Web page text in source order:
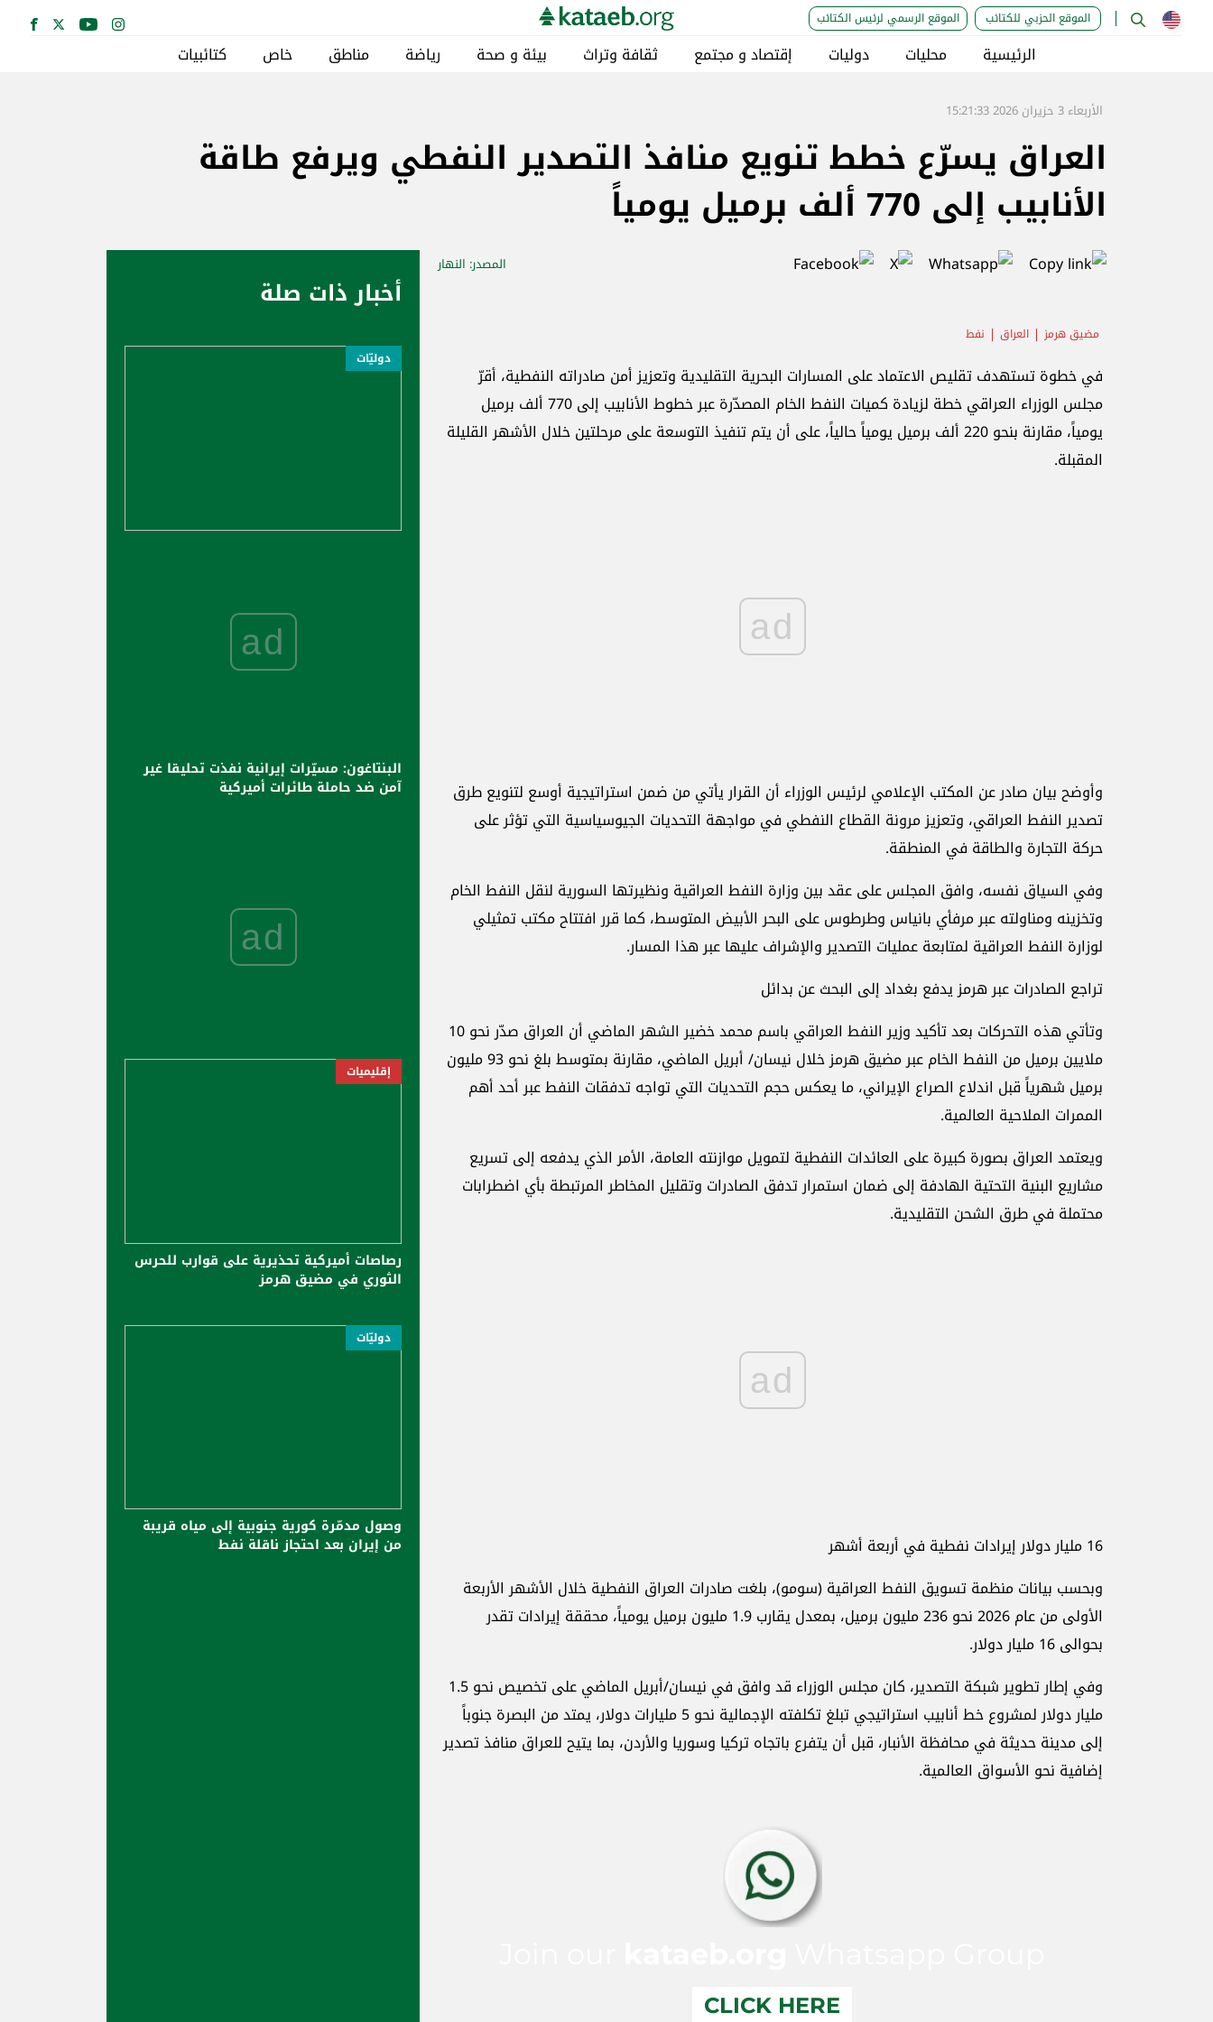
الموقع الحزبي للكتائب الموقع الرسمي لرئيس الكتائب
الرئيسية محليات دوليات إقتصاد و مجتمع ثقافة وتراث بيئة و صحة رياضة مناطق خاص كتائبيات
الأربعاء 3 حزيران 2026 15:21:33
العراق يسرّع خطط تنويع منافذ التصدير النفطي ويرفع طاقة
الأنابيب إلى 770 ألف برميل يومياً
المصدر: النهار
مضيق هرمز العراق نفط
في خطوة تستهدف تقليص الاعتماد على المسارات البحرية التقليدية وتعزيز أمن صادراته النفطية، أقرّ
مجلس الوزراء العراقي خطة لزيادة كميات النفط الخام المصدّرة عبر خطوط الأنابيب إلى 770 ألف برميل
يومياً، مقارنة بنحو 220 ألف برميل يومياً حالياً، على أن يتم تنفيذ التوسعة على مرحلتين خلال الأشهر القليلة
المقبلة.
ad
وأوضح بيان صادر عن المكتب الإعلامي لرئيس الوزراء أن القرار يأتي من ضمن استراتيجية أوسع لتنويع طرق
تصدير النفط العراقي، وتعزيز مرونة القطاع النفطي في مواجهة التحديات الجيوسياسية التي تؤثر على
حركة التجارة والطاقة في المنطقة.
وفي السياق نفسه، وافق المجلس على عقد بين وزارة النفط العراقية ونظيرتها السورية لنقل النفط الخام
وتخزينه ومناولته عبر مرفأي بانياس وطرطوس على البحر الأبيض المتوسط، كما قرر افتتاح مكتب تمثيلي
لوزارة النفط العراقية لمتابعة عمليات التصدير والإشراف عليها عبر هذا المسار.
تراجع الصادرات عبر هرمز يدفع بغداد إلى البحث عن بدائل
وتأتي هذه التحركات بعد تأكيد وزير النفط العراقي باسم محمد خضير الشهر الماضي أن العراق صدّر نحو 10
ملايين برميل من النفط الخام عبر مضيق هرمز خلال نيسان/ أبريل الماضي، مقارنة بمتوسط بلغ نحو 93 مليون
برميل شهرياً قبل اندلاع الصراع الإيراني، ما يعكس حجم التحديات التي تواجه تدفقات النفط عبر أحد أهم
الممرات الملاحية العالمية.
ويعتمد العراق بصورة كبيرة على العائدات النفطية لتمويل موازنته العامة، الأمر الذي يدفعه إلى تسريع
مشاريع البنية التحتية الهادفة إلى ضمان استمرار تدفق الصادرات وتقليل المخاطر المرتبطة بأي اضطرابات
محتملة في طرق الشحن التقليدية.
ad
16 مليار دولار إيرادات نفطية في أربعة أشهر
وبحسب بيانات منظمة تسويق النفط العراقية (سومو)، بلغت صادرات العراق النفطية خلال الأشهر الأربعة
الأولى من عام 2026 نحو 236 مليون برميل، بمعدل يقارب 1.9 مليون برميل يومياً، محققة إيرادات تقدر
بحوالى 16 مليار دولار.
وفي إطار تطوير شبكة التصدير، كان مجلس الوزراء قد وافق في نيسان/أبريل الماضي على تخصيص نحو 1.5
مليار دولار لمشروع خط أنابيب استراتيجي تبلغ تكلفته الإجمالية نحو 5 مليارات دولار، يمتد من البصرة جنوباً
إلى مدينة حديثة في محافظة الأنبار، قبل أن يتفرع باتجاه تركيا وسوريا والأردن، بما يتيح للعراق منافذ تصدير
إضافية نحو الأسواق العالمية.
CLICK HERE
أخبار ذات صلة
دوليّات
ad
البنتاغون: مسيّرات إيرانية نفذت تحليقا غير
آمن ضد حاملة طائرات أميركية
ad
إقليميات
رصاصات أميركية تحذيرية على قوارب للحرس
الثوري في مضيق هرمز
دوليّات
وصول مدمّرة كورية جنوبية إلى مياه قريبة
من إيران بعد احتجاز ناقلة نفط